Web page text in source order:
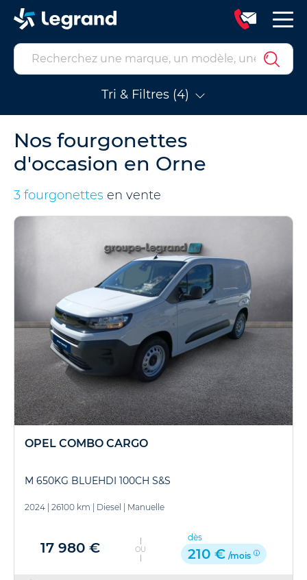
Tri & Filtres (4)
Nos fourgonettes
d'occasion en Orne
3 fourgonettes en vente
OPEL COMBO CARGO
M 650KG BLUEHDI 100CH S&S
2024 | 26100 km | Diesel | Manuelle
17 980 € OU
dès
210 € /mois